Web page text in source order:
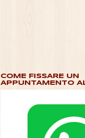
COME FISSARE UN
APPUNTAMENTO